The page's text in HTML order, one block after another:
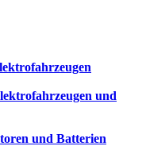
und
und Batterien